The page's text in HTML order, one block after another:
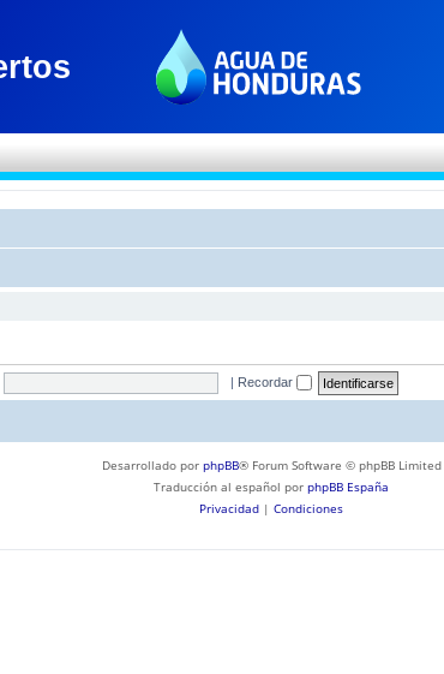
| Recordar
Desarrollado por phpBB® Forum Software © phpBB Limited
Traducción al español por phpBB España
Privacidad | Condiciones